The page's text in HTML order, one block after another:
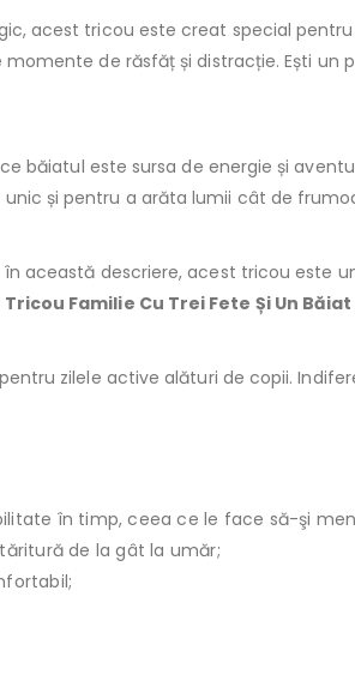
acest tricou este creat special
de răsfăț și distracție. Ești
băiatul este sursa de energie și
și pentru a arăta lumii cât de
această descriere, acest tricou este
Tricou Familie Cu Trei Fete Și Un Băiat
zilele active alături de copii.
în timp, ceea ce le face să-şi
de la gât la umăr;